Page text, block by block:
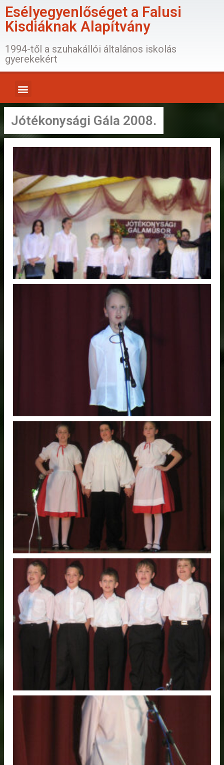
Esélyegyenlőséget a Falusi
Kisdiáknak Alapítvány
1994-től a szuhakállói általános iskolás
gyerekekért
Jótékonysági Gála 2008.